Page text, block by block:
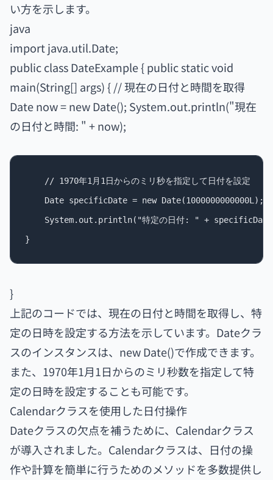
い方を示します。
java
import java.util.Date;
public class DateExample { public static void
main(String[] args) { // 現在の日付と時間を取得
Date now = new Date(); System.out.println("現在
の日付と時間: " + now);
    // 1970年1月1日からのミリ秒を指定して日付を設定
    Date specificDate = new Date(1000000000000L);
System.out.println("特定の日付: " +
}
上記のコードでは、現在の日付と時間を取得し、特
定の日時を設定する方法を示しています。Dateクラ
スのインスタンスは、new Date()で作成できます。
また、1970年1月1日からのミリ秒数を指定して特
定の日時を設定することも可能です。
Calendarクラスを使用した日付操作
Dateクラスの欠点を補うために、Calendarクラス
が導入されました。Calendarクラスは、日付の操
作や計算を簡単に行うためのメソッドを多数提供し